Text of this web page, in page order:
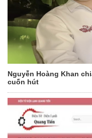
Nguyễn Hoàng Khan
cuốn hút